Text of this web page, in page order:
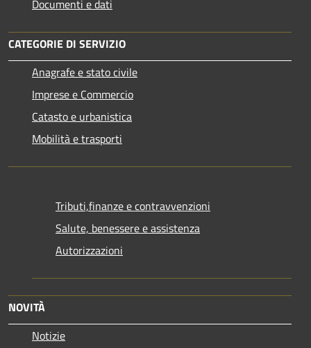
Documenti e dati
CATEGORIE DI SERVIZIO
Anagrafe e stato civile
Imprese e Commercio
Catasto e urbanistica
Mobilità e trasporti
Tributi,finanze e contravvenzioni
Salute, benessere e assistenza
Autorizzazioni
NOVITÀ
Notizie